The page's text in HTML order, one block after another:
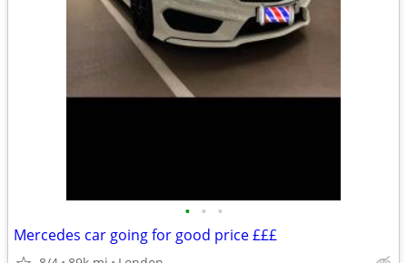
• • •
Mercedes car going for good price £££